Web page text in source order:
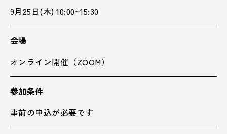
9月25日(木) 10:00~15:30
会場
オンライン開催（ZOOM）
参加条件
事前の申込が必要です